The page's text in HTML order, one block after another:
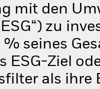
mit den
zu
seines
ESG-Ziel
als ihre